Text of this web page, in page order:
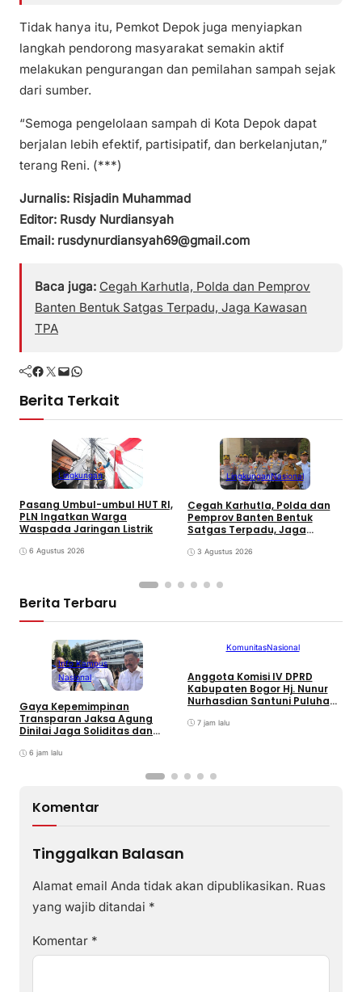
Tidak hanya itu, Pemkot Depok juga menyiapkan
langkah pendorong masyarakat semakin aktif
melakukan pengurangan dan pemilahan sampah sejak
dari sumber.
“Semoga pengelolaan sampah di Kota Depok dapat
berjalan lebih efektif, partisipatif, dan berkelanjutan,”
terang Reni. (***)
Jurnalis: Risjadin Muhammad
Editor: Rusdy Nurdiansyah
Email: rusdynurdiansyah69@gmail.com
Baca juga: Cegah Karhutla, Polda dan Pemprov
Banten Bentuk Satgas Terpadu, Jaga Kawasan
TPA
Facebook Twitter Mail WhatsApp
Berita Terkait
Lingkungan
Pasang Umbul-umbul HUT RI,
PLN Ingatkan Warga
Waspada Jaringan Listrik
6 Agustus 2026
LingkunganNasional
Cegah Karhutla, Polda dan
Pemprov Banten Bentuk
Satgas Terpadu, Jaga
3 Agustus 2026
Berita Terbaru
Info Kampus
Nasional
Gaya Kepemimpinan
Transparan Jaksa Agung
Dinilai Jaga Soliditas dan
Adhyaksa
6 jam lalu
KomunitasNasional
Anggota Komisi IV DPRD
Kabupaten Bogor Hj. Nunur
Nurhasdian Santuni Puluhan
7 jam lalu
Komentar
Tinggalkan Balasan
Alamat email Anda tidak akan dipublikasikan. Ruas
yang wajib ditandai *
Komentar *